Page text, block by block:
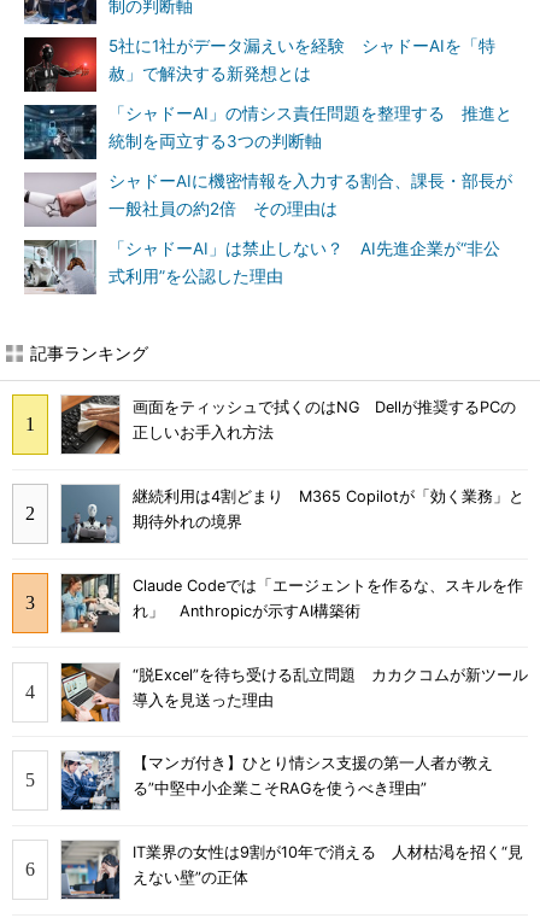
制の判断軸
5社に1社がデータ漏えいを経験 シャドーAIを「特
赦」で解決する新発想とは
「シャドーAI」の情シス責任問題を整理する 推進と
統制を両立する3つの判断軸
シャドーAIに機密情報を入力する割合、課長・部長が
一般社員の約2倍 その理由は
「シャドーAI」は禁止しない？ AI先進企業が“非公
式利用”を公認した理由
記事ランキング
画面をティッシュで拭くのはNG Dellが推奨するPCの
正しいお手入れ方法
継続利用は4割どまり M365 Copilotが「効く業務」と
期待外れの境界
Claude Codeでは「エージェントを作るな、スキルを作
れ」 Anthropicが示すAI構築術
“脱Excel”を待ち受ける乱立問題 カカクコムが新ツール
導入を見送った理由
【マンガ付き】ひとり情シス支援の第一人者が教え
る”中堅中小企業こそRAGを使うべき理由”
IT業界の女性は9割が10年で消える 人材枯渇を招く“見
えない壁”の正体